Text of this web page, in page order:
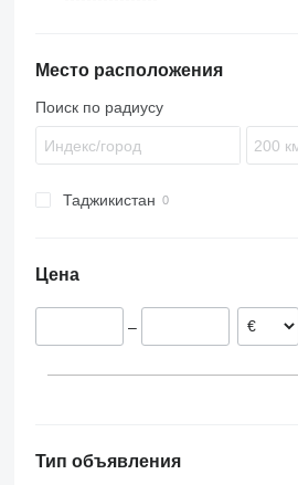
7780
9500
9780
9280FX 60
TF78
TX
TX68
Место расположения
Поиск по радиусу
Таджикистан
Цена
–
Тип объявления